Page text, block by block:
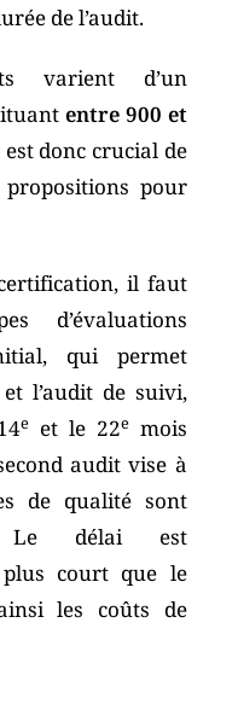
de l’audit.
varient d’un
entre 900 et
est donc crucial de
pour
il faut
d’évaluations
qui permet
l’audit de suivi,
e et le 22emois
audit vise à
de qualité sont
Le délai est
court que le
les coûts de